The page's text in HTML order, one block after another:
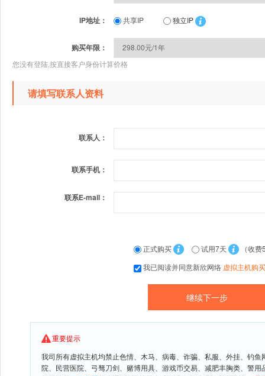
IP地址： 共享IP 独立IP
购买年限：
您没有登陆,按直接客户身份计算价格
请填写联系人资料
联系人：
联系手机：
联系E-mail：
正式购买 试用7天
（收费
我已阅读并同意新欣网络 虚拟主机购
重要提示
我司所有虚拟主机均禁止色情、木马、病毒、诈骗、私服、外挂、钓
院、民营医院、弓驽刀剑、赌博用具、游戏币交易、减肥丰胸类、警